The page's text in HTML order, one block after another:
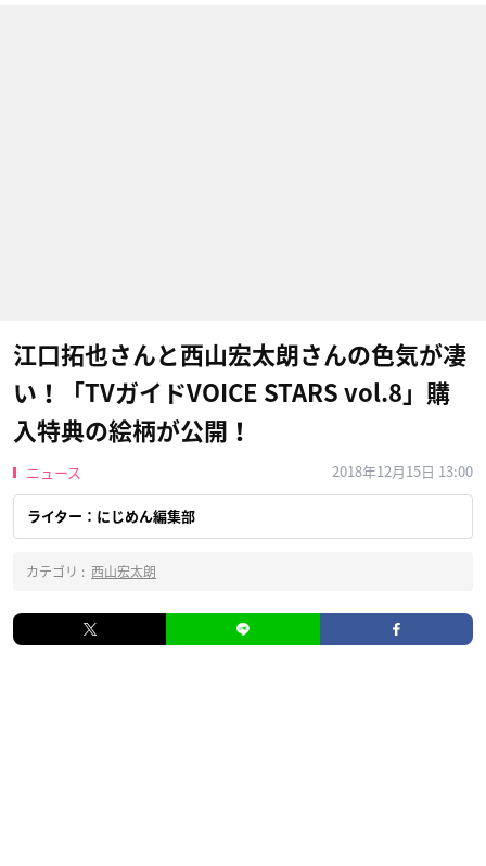
江口拓也さんと西山宏太朗さんの色気が凄
い！「TVガイドVOICE STARS vol.8」購
入特典の絵柄が公開！
ニュース 2018年12月15日 13:00
ライター：にじめん編集部
カテゴリ : 西山宏太朗